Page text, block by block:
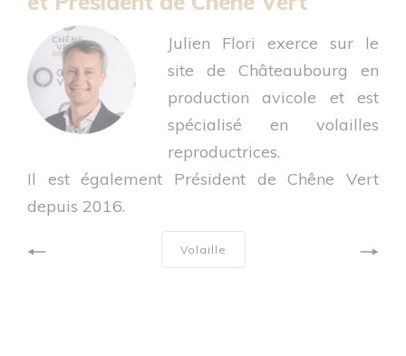
Julien Flori exerce sur le
site de Châteaubourg en
production avicole et est
spécialisé en volailles
reproductrices.
Il est également Président de Chêne Vert
depuis 2016.
Volaille